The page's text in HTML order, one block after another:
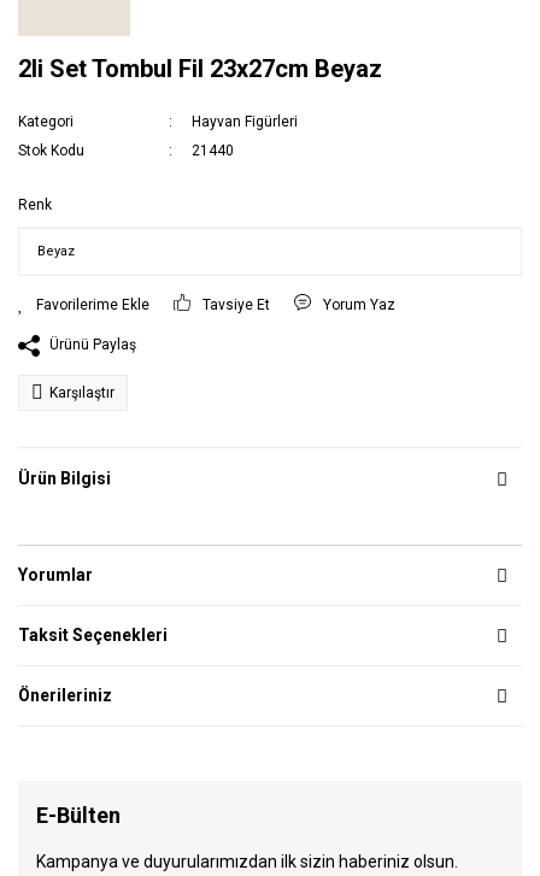
2li Set Tombul Fil 23x27cm Beyaz
Kategori
Hayvan Figürleri
Stok Kodu
21440
Renk
Tavsiye Et Yorum Yaz
Ürünü Paylaş
Karşılaştır
Ürün Bilgisi
Yorumlar
Taksit Seçenekleri
Önerileriniz
E-Bülten
Kampanya ve duyurularımızdan ilk sizin haberiniz olsun.